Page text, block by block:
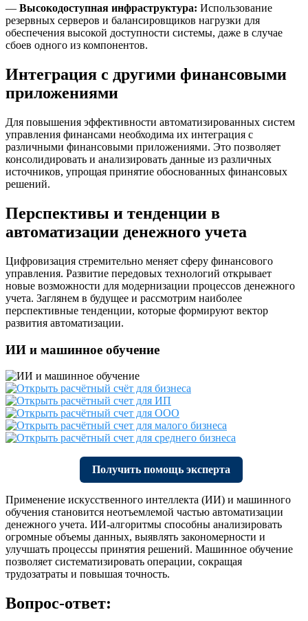
— Высокодоступная инфраструктура: Использование
резервных серверов и балансировщиков нагрузки для
обеспечения высокой доступности системы, даже в случае
сбоев одного из компонентов.
Интеграция с другими финансовыми
приложениями
Для повышения эффективности автоматизированных систем
управления финансами необходима их интеграция с
различными финансовыми приложениями. Это позволяет
консолидировать и анализировать данные из различных
источников, упрощая принятие обоснованных финансовых
решений.
Перспективы и тенденции в
автоматизации денежного учета
Цифровизация стремительно меняет сферу финансового
управления. Развитие передовых технологий открывает
новые возможности для модернизации процессов денежного
учета. Заглянем в будущее и рассмотрим наиболее
перспективные тенденции, которые формируют вектор
развития автоматизации.
ИИ и машинное обучение
Получить помощь эксперта
Применение искусственного интеллекта (ИИ) и машинного
обучения становится неотъемлемой частью автоматизации
денежного учета. ИИ-алгоритмы способны анализировать
огромные объемы данных, выявлять закономерности и
улучшать процессы принятия решений. Машинное обучение
позволяет систематизировать операции, сокращая
трудозатраты и повышая точность.
Вопрос-ответ: